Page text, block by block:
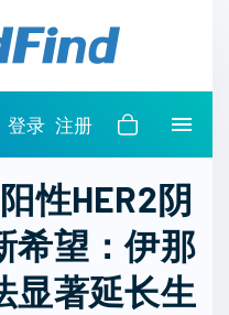
登录 注册
性HER2阴
希望：伊那
显著延长生